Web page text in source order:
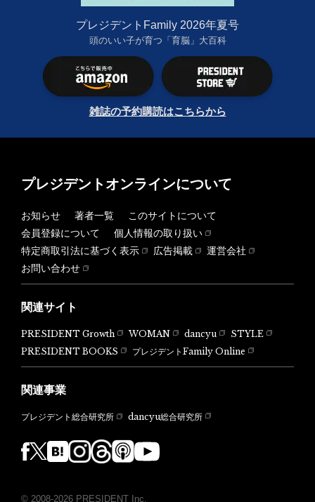
プレジデントFamily 2026年夏号
頭のいい子が育つ「育脳」大百科
雑誌の予約購読はこちらから
プレジデントオンラインについて
お知らせ 著者一覧
このサイトについて
会員登録について
個人情報の取り扱い
特定商取引法に基づく表示
広告掲載
運営会社
お問い合わせ
関連サイト
PRESIDENT Growth WOMAN dancyu
STYLE
PRESIDENT BOOKS
プレジデントFamily Online
関連事業
プレジデント総合研究所 dancyu総合研究所
© 2008-2026 PRESIDENT Inc.